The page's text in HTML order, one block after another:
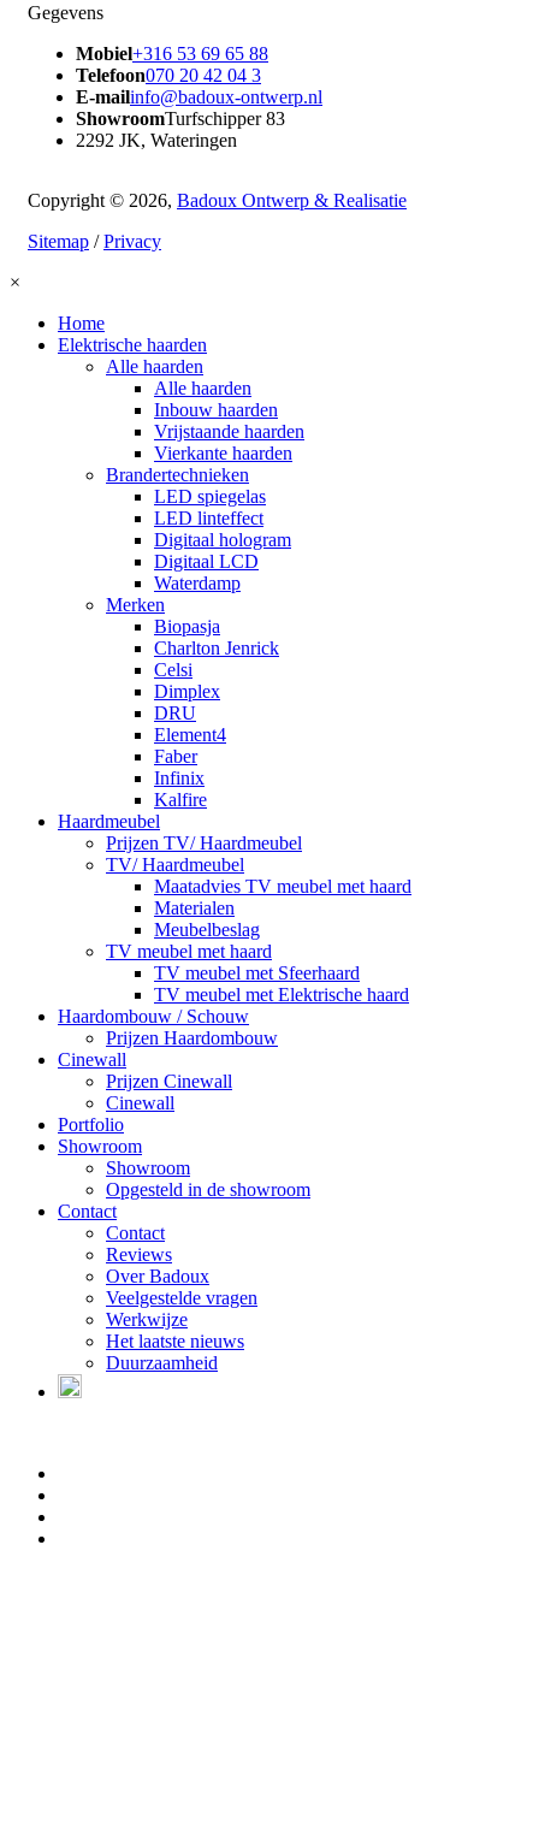
Gegevens
Mobiel+316 53 69 65 88
Telefoon070 20 42 04 3
E-mailinfo@badoux-ontwerp.nl
ShowroomTurfschipper 83
2292 JK, Wateringen
Copyright © 2026, Badoux Ontwerp & Realisatie
Sitemap /Privacy
×
Home
Elektrische haarden
Alle haarden
Alle haarden
Inbouw haarden
Vrijstaande haarden
Vierkante haarden
Brandertechnieken
LED spiegelas
LED linteffect
Digitaal hologram
Digitaal LCD
Waterdamp
Merken
Biopasja
Charlton Jenrick
Celsi
Dimplex
DRU
Element4
Faber
Infinix
Kalfire
Haardmeubel
Prijzen TV/ Haardmeubel
TV/ Haardmeubel
Maatadvies TV meubel met haard
Materialen
Meubelbeslag
TV meubel met haard
TV meubel met Sfeerhaard
TV meubel met Elektrische haard
Haardombouw / Schouw
Prijzen Haardombouw
Cinewall
Prijzen Cinewall
Cinewall
Portfolio
Showroom
Showroom
Opgesteld in de showroom
Contact
Contact
Reviews
Over Badoux
Veelgestelde vragen
Werkwijze
Het laatste nieuws
Duurzaamheid